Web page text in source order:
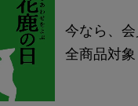
今なら、会
全商品対象